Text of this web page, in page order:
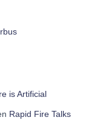
is Artificial
Rapid Fire Talks